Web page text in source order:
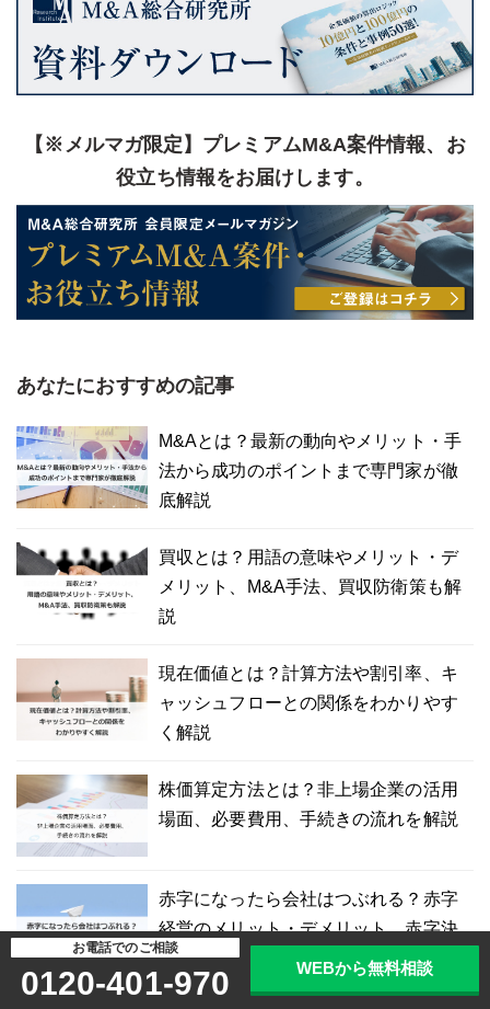
【※メルマガ限定】プレミアムM&A案件情報、お
役立ち情報をお届けします。
あなたにおすすめの記事
M&Aとは？最新の動向やメリット・手
法から成功のポイントまで専門家が徹
底解説
買収とは？用語の意味やメリット・デ
メリット、M&A手法、買収防衛策も解
説
現在価値とは？計算方法や割引率、キ
ャッシュフローとの関係をわかりやす
く解説
株価算定方法とは？非上場企業の活用
場面、必要費用、手続きの流れを解説
赤字になったら会社はつぶれる？赤字
経営のメリット・デメリット、赤字決
算について解説
お電話でのご相談
0120-401-970 WEBから無料相談